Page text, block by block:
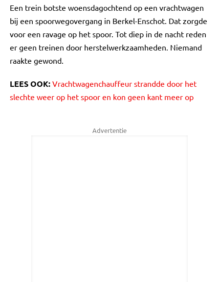
Een trein botste woensdagochtend op een vrachtwagen
bij een spoorwegovergang in Berkel-Enschot. Dat zorgde
voor een ravage op het spoor. Tot diep in de nacht reden
er geen treinen door herstelwerkzaamheden. Niemand
raakte gewond.
LEES OOK: Vrachtwagenchauffeur strandde door het
slechte weer op het spoor en kon geen kant meer op
Advertentie